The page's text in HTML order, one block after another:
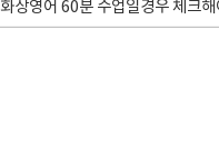
화상영어 60분 수업일경우 체크